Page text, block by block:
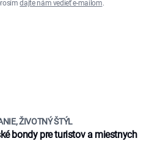
dajte nám vedieť e-mailom.
ŽIVOTNÝ ŠTÝL
bondy pre turistov a miestnych